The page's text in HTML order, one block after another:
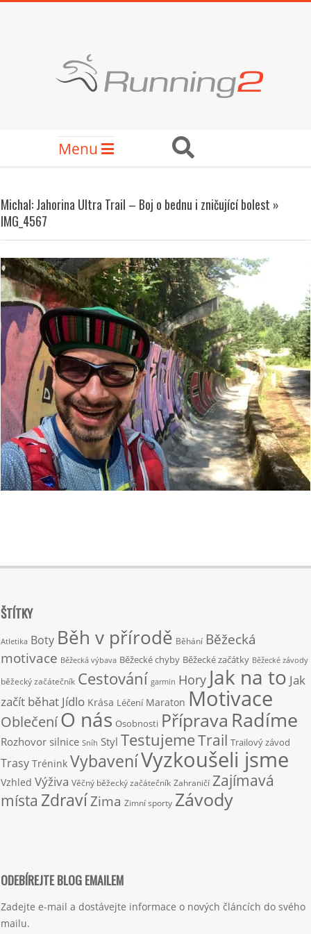
Secondary
Navigation
Menu Search
Michal: Jahorina Ultra Trail – Boj o bednu i zničující bolest »
IMG_4567
ŠTÍTKY
Atletika Boty Běh v přírodě Běhání Běžecká
motivace Běžecká výbava Běžecké chyby Běžecké začátky Běžecké závody
běžecký začátečník Cestování garmin Hory Jak na to Jak
začít běhat Jídlo Krása Léčení Maraton Motivace
OblečeníO nás Osobnosti Příprava Radíme
Rozhovor silnice Sníh Styl TestujemeTrail Trailový závod
Trasy Trénink VybaveníVyzkoušeli jsme
Vzhled Výživa Věčný běžecký začátečník Zahraničí Zajímavá
místa ZdravíZima Zimní sporty Závody
ODEBÍREJTE BLOG EMAILEM
Zadejte e-mail a dostávejte informace o nových článcích do svého
mailu.